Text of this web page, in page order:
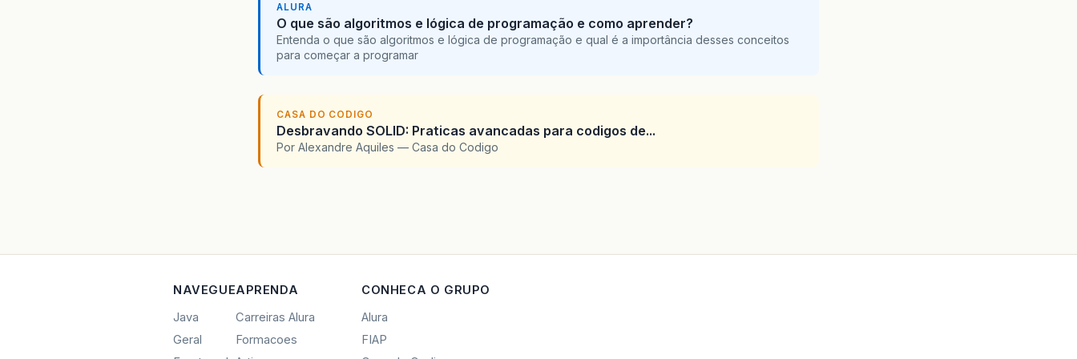
ALURA
O que são algoritmos e lógica de programação e como aprender?
Entenda o que são algoritmos e lógica de programação e qual é a importância desses conceitos
para começar a programar
CASA DO CODIGO
Desbravando SOLID: Praticas avancadas para codigos de...
Por Alexandre Aquiles — Casa do Codigo
NAVEGUE
Java
Geral
APRENDA
Carreiras Alura
Formacoes
CONHECA O GRUPO
Alura
FIAP